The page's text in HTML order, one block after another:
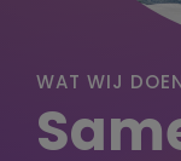
WAT WIJ